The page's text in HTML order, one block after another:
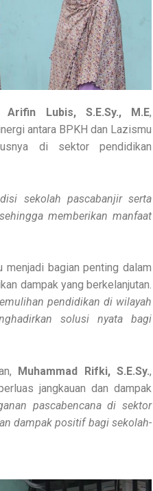
Arifin Lubis, S.E.Sy., M.E,
antara BPKH dan Lazismu
di sektor pendidikan
sekolah pascabanjir serta
memberikan manfaat
menjadi bagian penting dalam
dampak yang berkelanjutan.
pendidikan di wilayah
solusi nyata bagi
Muhammad Rifki, S.E.Sy.,
jangkauan dan dampak
pascabencana di sektor
dampak positif bagi sekolah-